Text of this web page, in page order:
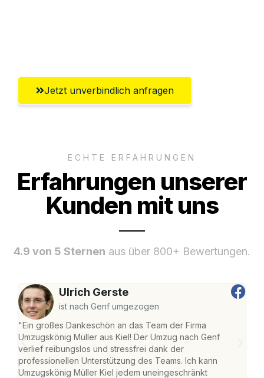
Jetzt unverbindlich anfragen
ECHTE ERFAHRUNGEN
Erfahrungen unserer
Kunden mit uns
4.9 von 5 Sternen aus über 800+ Bewertungen.
Ulrich Gerste
ist nach Genf umgezogen
"Ein großes Dankeschön an das Team der Firma
Umzugskönig Müller aus Kiel! Der Umzug nach Genf
verlief reibungslos und stressfrei dank der
professionellen Unterstützung des Teams. Ich kann
Umzugskönig Müller Kiel jedem uneingeschränkt